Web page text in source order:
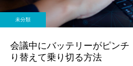
未分類
会議中にバッテリーがピンチ
り替えて乗り切る方法